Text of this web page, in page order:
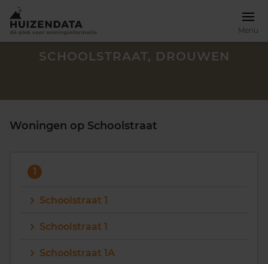
Menu
SCHOOLSTRAAT, DROUWEN
Woningen op Schoolstraat
1
Schoolstraat 1
Schoolstraat 1
Schoolstraat 1A